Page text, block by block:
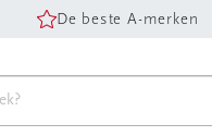
De beste A-merken